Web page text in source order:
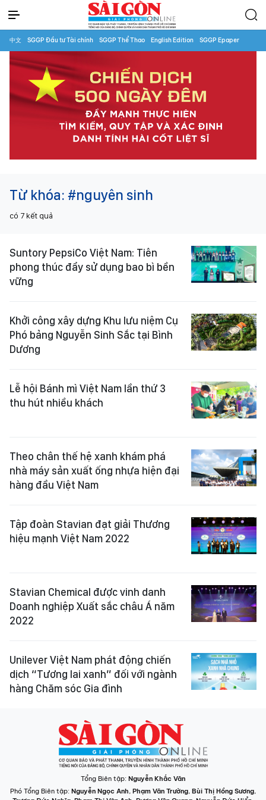
中文 SGGP Đầu tư Tài chính SGGP Thể Thao English Edition SGGP Epaper
Từ khóa: #nguyên sinh
có 7 kết quả
Suntory PepsiCo Việt Nam: Tiên
phong thúc đẩy sử dụng bao bì bền
vững
Khởi công xây dựng Khu lưu niệm Cụ
Phó bảng Nguyễn Sinh Sắc tại Bình
Dương
Lễ hội Bánh mì Việt Nam lần thứ 3
thu hút nhiều khách
Theo chân thế hệ xanh khám phá
nhà máy sản xuất ống nhựa hiện đại
hàng đầu Việt Nam
Tập đoàn Stavian đạt giải Thương
hiệu mạnh Việt Nam 2022
Stavian Chemical được vinh danh
Doanh nghiệp Xuất sắc châu Á năm
2022
Unilever Việt Nam phát động chiến
dịch “Tương lai xanh” đối với ngành
hàng Chăm sóc Gia đình
Tổng Biên tập: Nguyễn Khắc Văn
Phó Tổng Biên tập: Nguyễn Ngọc Anh, Phạm Văn Trường, Bùi Thị Hồng Sương,